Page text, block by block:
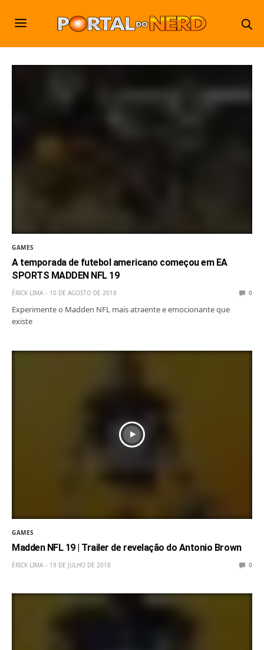
GAMES
A temporada de futebol americano começou em EA
SPORTS MADDEN NFL 19
ÉRICK LIMA 10 DE AGOSTO DE 2018 0
Experimente o Madden NFL mais atraente e emocionante que
existe
GAMES
Madden NFL 19 | Trailer de revelação do Antonio Brown
ÉRICK LIMA 19 DE JULHO DE 2018 0